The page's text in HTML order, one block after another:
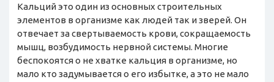
Кальций это один из основных строительных
элементов в организме как людей так и зверей. Он
отвечает за свертываемость крови, сокращаемость
мышц, возбудимость нервной системы. Многие
беспокоятся о не хватке кальция в организме, но
мало кто задумывается о его избытке, а это не мало